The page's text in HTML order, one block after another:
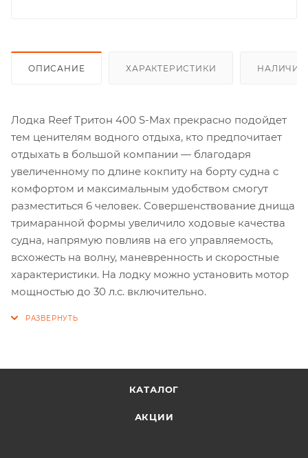
ОПИСАНИЕ ХАРАКТЕРИСТИКИ НАЛИЧИЕ
Лодка Reef Тритон 400 S-Max прекрасно подойдет
тем ценителям водного отдыха, кто предпочитает
отдыхать в большой компании — благодаря
увеличенному по длине кокпиту на борту судна с
комфортом и максимальным удобством смогут
разместиться 6 человек. Совершенствование днища
тримаранной формы увеличило ходовые качества
судна, напрямую повлияв на его управляемость,
всхожесть на волну, маневренность и скоростные
характеристики. На лодку можно установить мотор
мощностью до 30 л.с. включительно.
КАТАЛОГ
АКЦИИ